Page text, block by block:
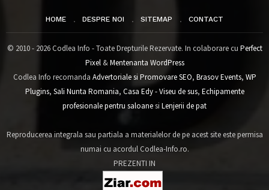
HOME DESPRE NOI SITEMAP CONTACT
© 2010 - 2026 Codlea Info - Toate Drepturile Rezervate. In colaborare cu Perfect
Pixel&Mentenanta WordPress
Codlea Info recomanda Advertoriale si Promovare SEO, Brasov Events, WP
Plugins, Sali Nunta Romania, Casa Edy - Viseu de sus, Echipamente
profesionale pentru saloanesi Lenjerii de pat
Reproducerea integrala sau partiala a materialelor de pe acest site este permisa
numai cu acordul Codlea-Info.ro.
PREZENTI IN